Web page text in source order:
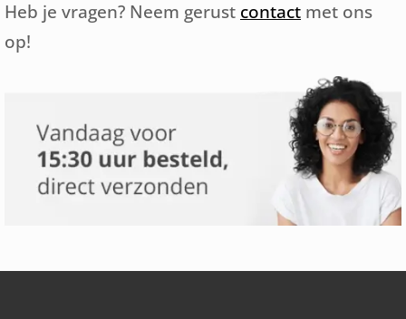
Heb je vragen? Neem gerust contact met ons
op!